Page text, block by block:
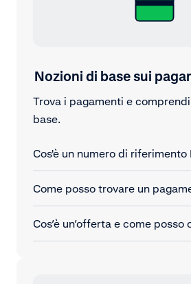
Nozioni di base sui
Trova i pagamenti e
base.
Cos'è un numero di riferimento
Come posso trovare un
Cos’è un’offerta e come posso